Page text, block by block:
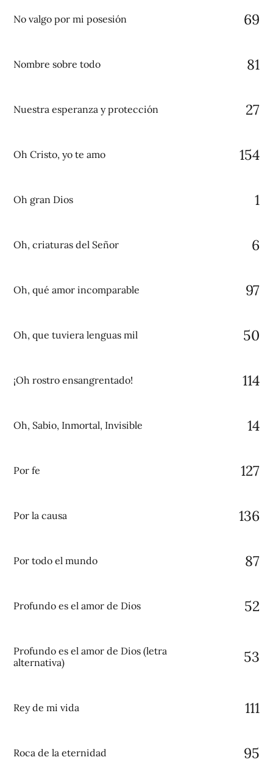
No valgo por mi posesión 69
Nombre sobre todo 81
Nuestra esperanza y protección 27
Oh Cristo, yo te amo 154
Oh gran Dios 1
Oh, criaturas del Señor 6
Oh, qué amor incomparable 97
Oh, que tuviera lenguas mil 50
¡Oh rostro ensangrentado! 114
Oh, Sabio, Inmortal, Invisible 14
Por fe 127
Por la causa 136
Por todo el mundo 87
Profundo es el amor de Dios 52
Profundo es el amor de Dios (letra
alternativa)
53
Rey de mi vida 111
Roca de la eternidad 95